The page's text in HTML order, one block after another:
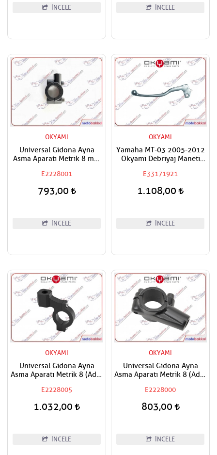
İNCELE İNCELE
OKYAMI
Universal Gidona Ayna
Asma Aparatı Metrik 8 mm
E2228001
793,00
İNCELE
OKYAMI
Yamaha MT-03 2005-2012
Okyami Debriyaj Maneti
E33171921
1.108,00
İNCELE
OKYAMI
Universal Gidona Ayna
Asma Aparatı Metrik 8 (Adet
E2228005
1.032,00
İNCELE
OKYAMI
Universal Gidona Ayna
Asma Aparatı Metrik 8 (Adet
E2228000
803,00
İNCELE